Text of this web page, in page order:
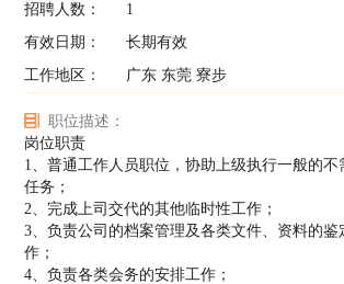
招聘人数：
1
有效日期：
长期有效
工作地区：
广东 东莞 寮步
职位描述：
岗位职责
1、普通工作人员职位，协助上级执行一般的不
任务；
2、完成上司交代的其他临时性工作；
3、负责公司的档案管理及各类文件、资料的鉴
作；
4、负责各类会务的安排工作；